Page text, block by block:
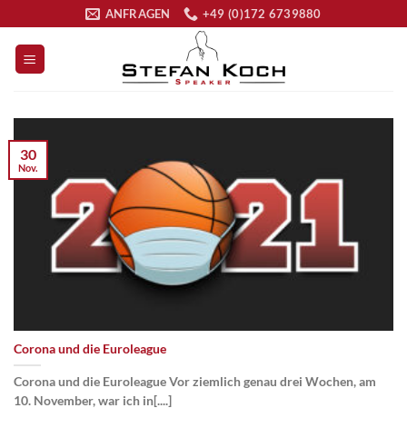
springen
ANFRAGEN +49 (0)172 6739880
Corona und die Euroleague
Corona und die Euroleague Vor ziemlich genau drei Wochen, am
10. November, war ich in[....]
30
Nov.